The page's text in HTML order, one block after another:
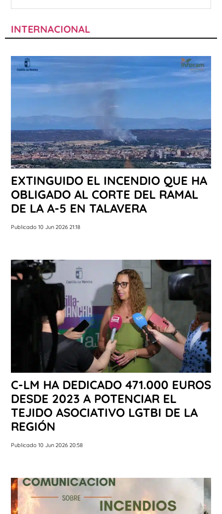
INTERNACIONAL
EXTINGUIDO EL INCENDIO QUE HA
OBLIGADO AL CORTE DEL RAMAL
DE LA A-5 EN TALAVERA
Publicado 10 Jun 2026 21:18
C-LM HA DEDICADO 471.000 EUROS
DESDE 2023 A POTENCIAR EL
TEJIDO ASOCIATIVO LGTBI DE LA
REGIÓN
Publicado 10 Jun 2026 20:58